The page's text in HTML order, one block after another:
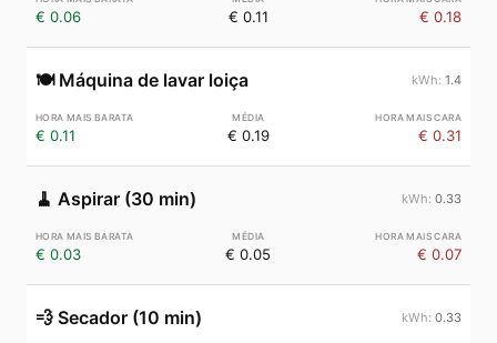
€ 0.06 € 0.11 € 0.18
🍽️ Máquina de lavar loiça 1.4
€ 0.11 € 0.19 € 0.31
🧹 Aspirar (30 min) 0.33
€ 0.03 € 0.05 € 0.07
💨 Secador (10 min) 0.33